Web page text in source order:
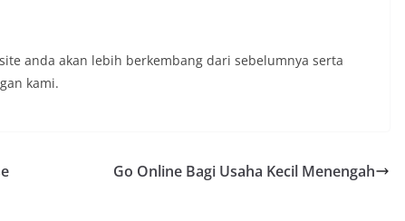
anda akan lebih berkembang dari sebelumnya serta
kami.
Go Online Bagi Usaha Kecil Menengah